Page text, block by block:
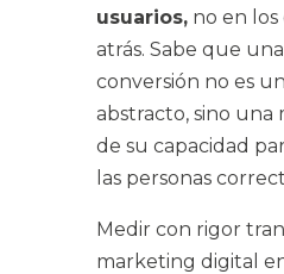
usuarios,no en los
atrás. Sabe que
conversión no es
abstracto, sino una
de su capacidad
las personas
Medir con rigor
marketing digital